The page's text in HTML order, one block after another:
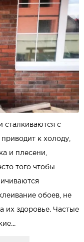
сталкиваются с
к холоду,
и плесени,
того чтобы
обоев, не
их здоровье. Частые